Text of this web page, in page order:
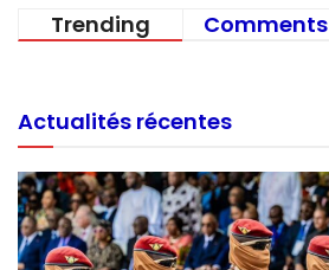
Trending Comments
Actualités récentes